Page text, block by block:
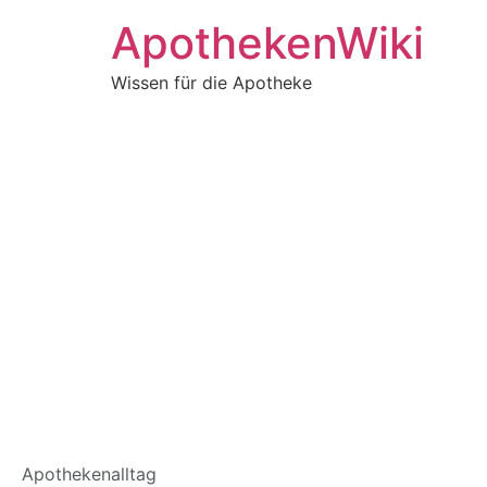
ApothekenWiki
Wissen für die Apotheke
ApothekenalltagKategorie: